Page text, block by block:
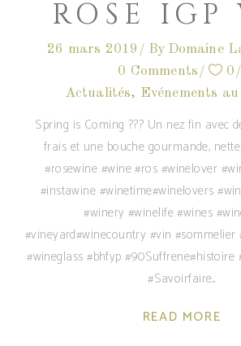
ROSE IGP
26 mars 2019 By Domaine
0 Comments
0
Actualités, Evénements
Spring is Coming ??? Un nez fin avec
frais et une bouche gourmande, nette
#rosewine #wine #ros #winelover
#instawine #winetime#winelovers
#winery #winelife #wines
#vineyard#winecountry #vin
#wineglass #bhfyp #90Suffrene#histoire
#Savoirfaire
READ MORE